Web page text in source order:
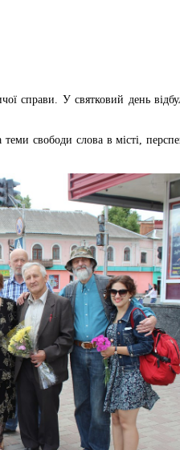
справи. У святковий день
свободи слова в місті,